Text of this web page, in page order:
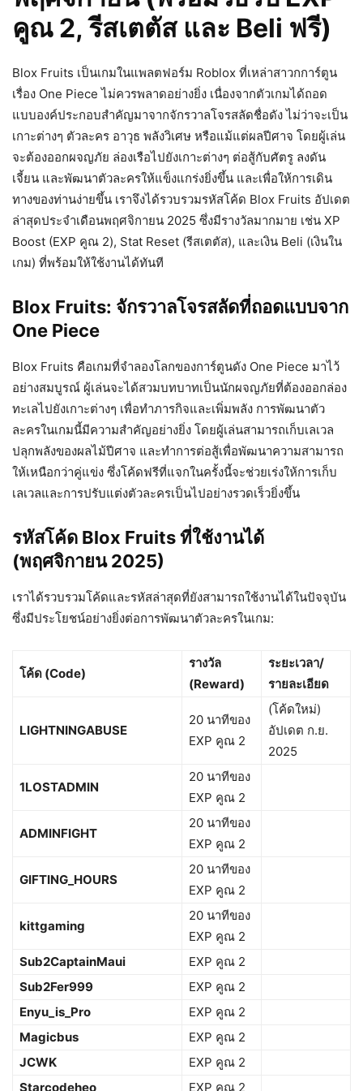
คูณ 2, รีสเตตัส และ Beli ฟรี)
Blox Fruits เป็นเกมในแพลตฟอร์ม Roblox ที่เหล่าสาวกการ์ตูน
เรื่อง One Piece ไม่ควรพลาดอย่างยิ่ง เนื่องจากตัวเกมได้ถอด
แบบองค์ประกอบสำคัญมาจากจักรวาลโจรสลัดชื่อดัง ไม่ว่าจะเป็น
เกาะต่างๆ ตัวละคร อาวุธ พลังวิเศษ หรือแม้แต่ผลปีศาจ โดยผู้เล่น
จะต้องออกผจญภัย ล่องเรือไปยังเกาะต่างๆ ต่อสู้กับศัตรู ลงดัน
เจี้ยน และพัฒนาตัวละครให้แข็งแกร่งยิ่งขึ้น และเพื่อให้การเดิน
ทางของท่านง่ายขึ้น เราจึงได้รวบรวมรหัสโค้ด Blox Fruits อัปเดต
ล่าสุดประจำเดือนพฤศจิกายน 2025 ซึ่งมีรางวัลมากมาย เช่น XP
Boost (EXP คูณ 2), Stat Reset (รีสเตตัส), และเงิน Beli (เงินใน
เกม) ที่พร้อมให้ใช้งานได้ทันที
Blox Fruits: จักรวาลโจรสลัดที่ถอดแบบจาก
One Piece
Blox Fruits คือเกมที่จำลองโลกของการ์ตูนดัง One Piece มาไว้
อย่างสมบูรณ์ ผู้เล่นจะได้สวมบทบาทเป็นนักผจญภัยที่ต้องออกล่อง
ทะเลไปยังเกาะต่างๆ เพื่อทำภารกิจและเพิ่มพลัง การพัฒนาตัว
ละครในเกมนี้มีความสำคัญอย่างยิ่ง โดยผู้เล่นสามารถเก็บเลเวล
ปลุกพลังของผลไม้ปีศาจ และทำการต่อสู้เพื่อพัฒนาความสามารถ
ให้เหนือกว่าคู่แข่ง ซึ่งโค้ดฟรีที่แจกในครั้งนี้จะช่วยเร่งให้การเก็บ
เลเวลและการปรับแต่งตัวละครเป็นไปอย่างรวดเร็วยิ่งขึ้น
รหัสโค้ด Blox Fruits ที่ใช้งานได้
(พฤศจิกายน 2025)
เราได้รวบรวมโค้ดและรหัสล่าสุดที่ยังสามารถใช้งานได้ในปัจจุบัน
ซึ่งมีประโยชน์อย่างยิ่งต่อการพัฒนาตัวละครในเกม:
โค้ด (Code)
รางวัล
(Reward)
ระยะเวลา/
รายละเอียด
LIGHTNINGABUSE
20 นาทีของ
EXP คูณ 2
(โค้ดใหม่)
อัปเดต ก.ย.
2025
1LOSTADMIN
20 นาทีของ
EXP คูณ 2
ADMINFIGHT
20 นาทีของ
EXP คูณ 2
GIFTING_HOURS
20 นาทีของ
EXP คูณ 2
kittgaming
20 นาทีของ
EXP คูณ 2
Sub2CaptainMaui
EXP คูณ 2
Sub2Fer999
EXP คูณ 2
Enyu_is_Pro
EXP คูณ 2
Magicbus
EXP คูณ 2
JCWK
EXP คูณ 2
Starcodeheo
EXP คูณ 2